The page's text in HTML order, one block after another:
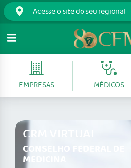
EMPRESAS MÉDICOS
CRM VIRTUAL
CONSELHO FEDERAL DE
MEDICINA